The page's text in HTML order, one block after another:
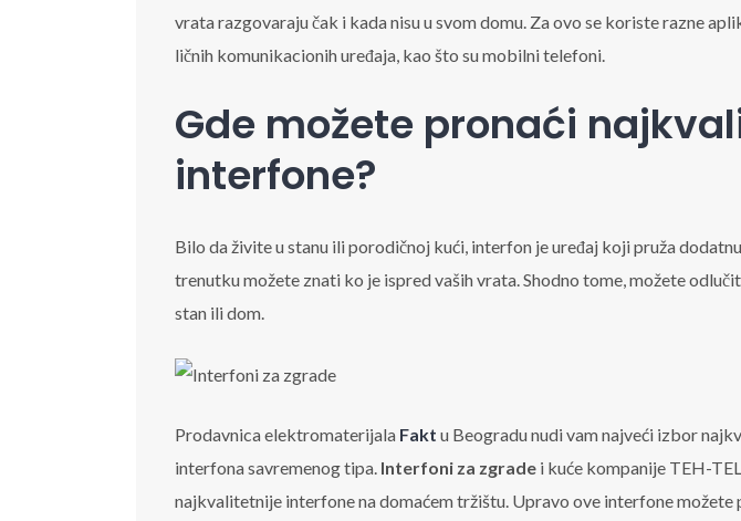
vrata razgovaraju čak i kada nisu u svom domu. Za ovo se koriste razne
ličnih komunikacionih uređaja, kao što su mobilni telefoni.
Gde možete pronaći
interfone?
Bilo da živite u stanu ili porodičnoj kući, interfon je uređaj koji pruža
trenutku možete znati ko je ispred vaših vrata. Shodno tome, možete
stan ili dom.
Prodavnica elektromaterijala Fakt u Beogradu nudi vam najveći izbor
interfona savremenog tipa. Interfoni za zgradei kuće kompanije TEH-
najkvalitetnije interfone na domaćem tržištu. Upravo ove interfone možete